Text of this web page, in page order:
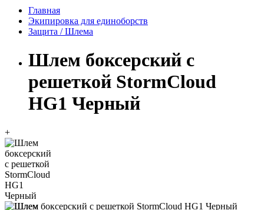
Главная
Экипировка для единоборств
Защита / Шлема
Шлем боксерский с
решеткой StormCloud
HG1 Черный
+